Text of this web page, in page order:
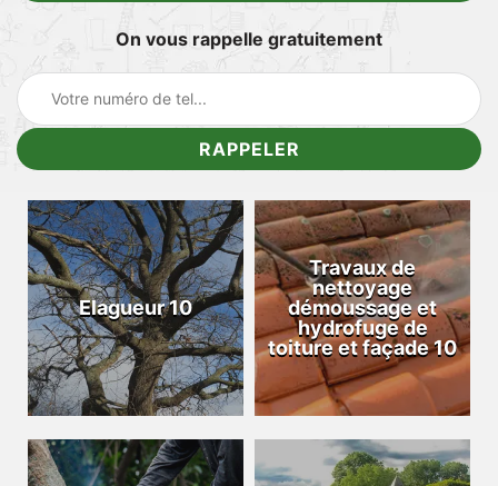
On vous rappelle gratuitement
Elagueur 10
Travaux de
nettoyage
démoussage et
hydrofuge de
toiture et façade 10